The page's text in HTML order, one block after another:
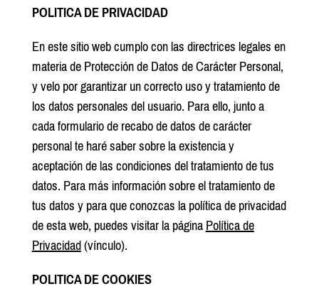
POLITICA DE PRIVACIDAD
En este sitio web cumplo con las directrices legales en
materia de Protección de Datos de Carácter Personal,
y velo por garantizar un correcto uso y tratamiento de
los datos personales del usuario. Para ello, junto a
cada formulario de recabo de datos de carácter
personal te haré saber sobre la existencia y
aceptación de las condiciones del tratamiento de tus
datos. Para más información sobre el tratamiento de
tus datos y para que conozcas la política de privacidad
de esta web, puedes visitar la páginaPolítica de
Privacidad(vínculo).
POLITICA DE COOKIES